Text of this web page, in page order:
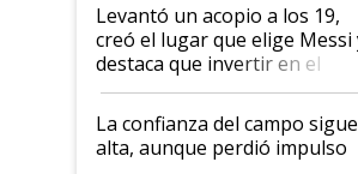
Levantó un acopio a los 19,
creó el lugar que elige Messi
destaca que invertir en el
kirchnerismo era como
plata a un hijo para droga":
Juan Félix Rossetti, el libertario
que de una dura crisis salió
La confianza del campo sigue
alta, aunque perdió impulso